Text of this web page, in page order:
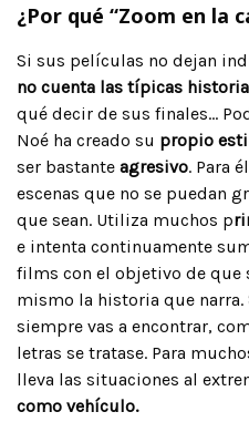
¿Por qué “Zoom en la
Si sus películas no dejan
no cuenta las típicas
qué decir de sus finales…
Noé ha creado su propio
ser bastante agresivo. Para
escenas que no se puedan
que sean. Utiliza muchos p
e intenta continuamente
films con el objetivo de que
mismo la historia que narra.
siempre vas a encontrar,
letras se tratase. Para
lleva las situaciones al
como vehículo.